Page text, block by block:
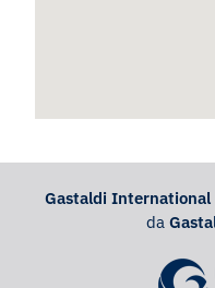
Gastaldi International
da